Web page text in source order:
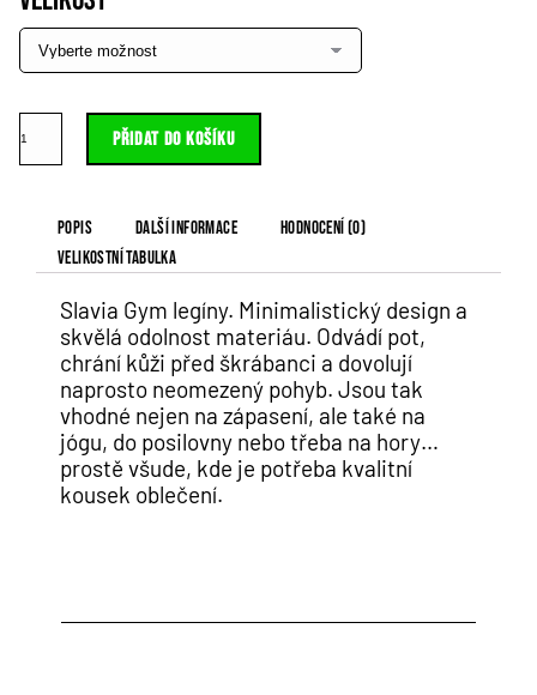
Přidat do košíku
Popis Další informace
Hodnocení (0)
Velikostní tabulka
Slavia Gym legíny. Minimalistický design a
skvělá odolnost materiáu. Odvádí pot,
chrání kůži před škrábanci a dovolují
naprosto neomezený pohyb. Jsou tak
vhodné nejen na zápasení, ale také na
jógu, do posilovny nebo třeba na hory…
prostě všude, kde je potřeba kvalitní
kousek oblečení.